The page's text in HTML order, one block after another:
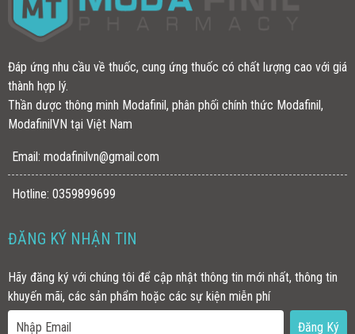
Đáp ứng nhu cầu về thuốc, cung ứng thuốc có chất lượng cao với giá
thành hợp lý.
Thần dược thông minh Modafinil, phân phối chính thức Modafinil,
ModafinilVN tại Việt Nam
Email: modafinilvn@gmail.com
Hotline: 0359899699
ĐĂNG KÝ NHẬN TIN
Hãy đăng ký với chúng tôi để cập nhật thông tin mới nhất, thông tin
khuyến mãi, các sản phẩm hoặc các sự kiện miễn phí